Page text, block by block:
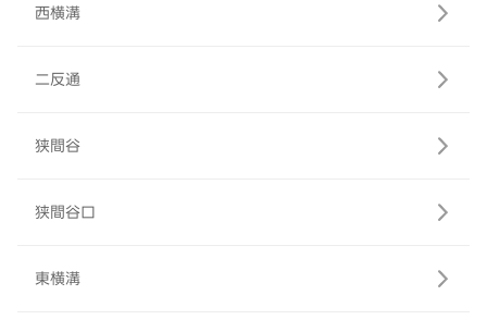
西横溝
二反通
狭間谷
狭間谷口
東横溝